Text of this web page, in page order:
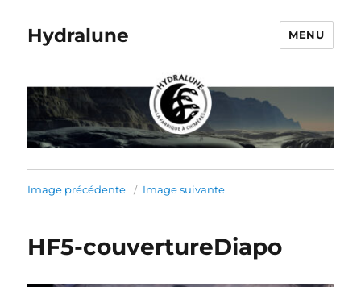
Hydralune MENU
Image précédente Image suivante
HF5-couvertureDiapo